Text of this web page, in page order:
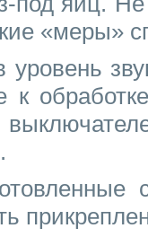
«меры»
уровень
к